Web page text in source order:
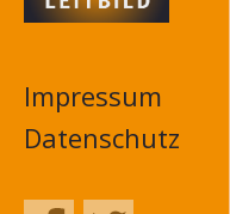
Impressum
Datenschutz